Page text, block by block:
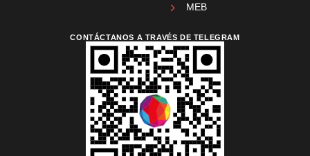
MEB
CONTÁCTANOS A TRAVÉS DE TELEGRAM